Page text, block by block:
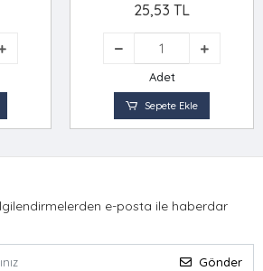
25,53 TL
Adet
Sepete Ekle
e-posta ile haberdar
Gönder